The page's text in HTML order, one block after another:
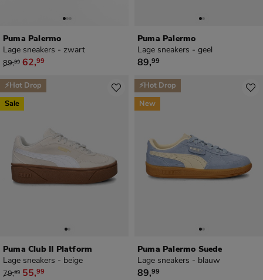
Puma Palermo
Lage sneakers - zwart
van € 89,99 voor € 62,99
89,99 62,99
Puma Palermo
Lage sneakers - geel
€ 89,99
89,99
Puma Club II Platform
Lage sneakers - beige
van € 79,99 voor € 55,99
79,99 55,99
⚡Hot Drop
Sale
Puma Palermo Suede
Lage sneakers - blauw
€ 89,99
89,99
⚡Hot Drop
New